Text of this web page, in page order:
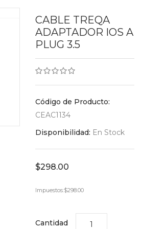
CABLE TREQA
ADAPTADOR IOS A
PLUG 3.5
Código de Producto:
CEAC1134
Disponibilidad: En Stock
$298.00
Impuestos:$298.00
Cantidad